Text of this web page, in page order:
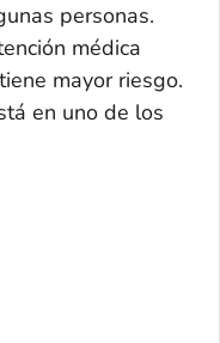
personas.
médica
mayor riesgo.
en uno de los